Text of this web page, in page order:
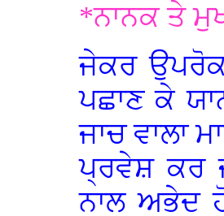
*ਨਾਨਕ ਤੇ
ਜੇਕਰ
ਪਛਾਣ ਕੇ
ਜਾਚ ਵਾਲਾ
ਪ੍ਰਵੇਸ਼ ਕਰ
ਨਾਲ ਅਭੇਦ